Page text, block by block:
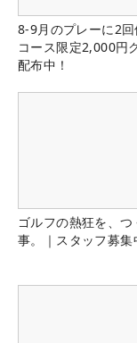
8-9月のプレーに2回
コース限定2,000円
配布中！
ゴルフの熱狂を、つ
事。｜スタッフ募集